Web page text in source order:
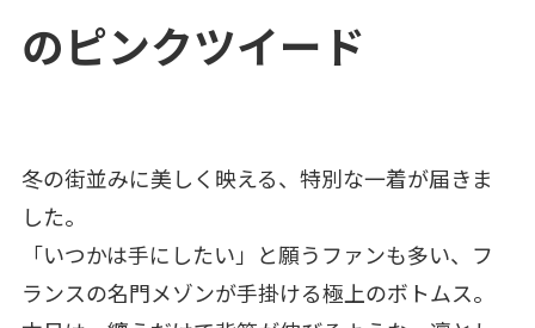
のピンクツイード
冬の街並みに美しく映える、特別な一着が届きま
した。
「いつかは手にしたい」と願うファンも多い、フ
ランスの名門メゾンが手掛ける極上のボトムス。